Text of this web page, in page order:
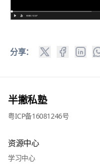
分享：
半撇私塾
粤ICP备16081246号
资源中心
学习中心